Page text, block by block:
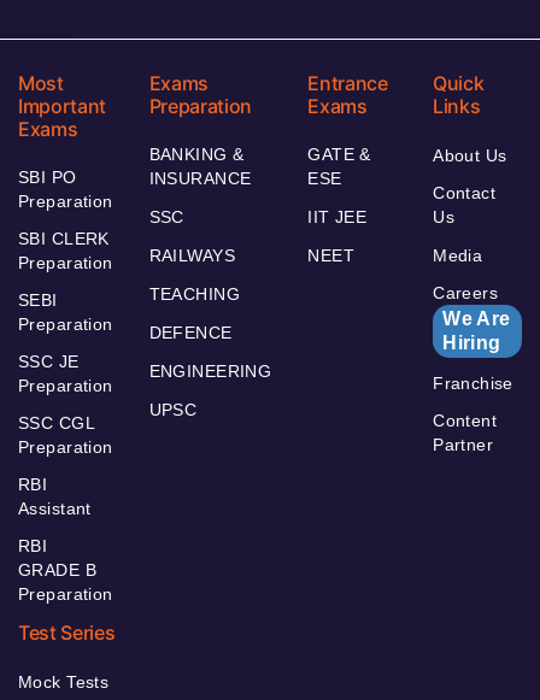
Most
Important
Exams
SBI PO
Preparation
SBI CLERK
Preparation
SEBI
Preparation
SSC JE
Preparation
SSC CGL
Preparation
RBI
Assistant
RBI
GRADE B
Preparation
Exams
Preparation
BANKING &
INSURANCE
SSC
RAILWAYS
TEACHING
DEFENCE
ENGINEERING
UPSC
Entrance
Exams
GATE &
ESE
IIT JEE
NEET
Quick
Links
About Us
Contact
Us
Media
Careers
We Are
Hiring
Franchise
Content
Partner
Test Series
Mock Tests